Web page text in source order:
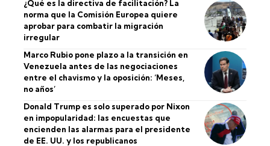
¿Qué es la directiva de facilitación? La
norma que la Comisión Europea quiere
aprobar para combatir la migración
irregular
Marco Rubio pone plazo a la transición en
Venezuela antes de las negociaciones
entre el chavismo y la oposición: ‘Meses,
no años’
Donald Trump es solo superado por Nixon
en impopularidad: las encuestas que
encienden las alarmas para el presidente
de EE. UU. y los republicanos